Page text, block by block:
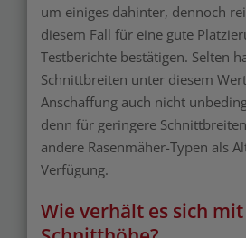
um einiges dahinter, dennoch
diesem Fall für eine gute
Testberichte bestätigen. Selten
Schnittbreiten unter diesem
Anschaffung auch nicht
denn für geringere
andere Rasenmäher-Typen als
Verfügung.
Wie verhält es sich